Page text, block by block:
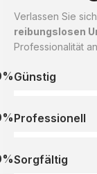
Verlassen Sie
reibungslosen
Professionalität
Günstig
Professionell
Sorgfältig